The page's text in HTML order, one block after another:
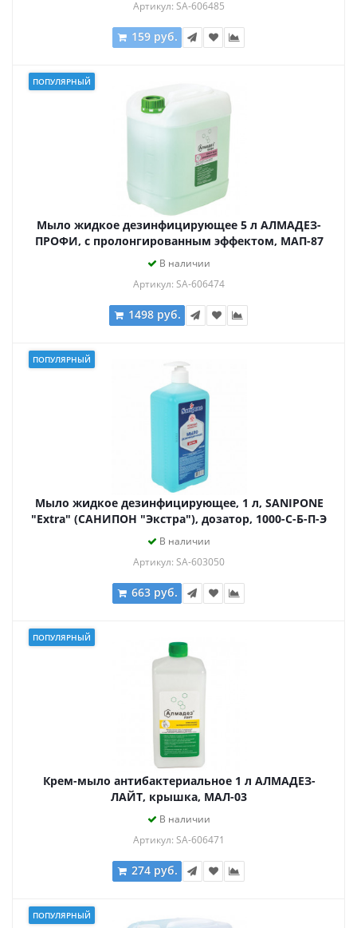
Артикул: SA-606485
159 руб.
ПОПУЛЯРНЫЙ
Мыло жидкое дезинфицирующее 5 л АЛМАДЕЗ-
ПРОФИ, с пролонгированным эффектом, МАП-87
В наличии
Артикул: SA-606474
1498 руб.
ПОПУЛЯРНЫЙ
Мыло жидкое дезинфицирующее, 1 л, SANIPONE
"Extra" (САНИПОН "Экстра"), дозатор, 1000-С-Б-П-Э
В наличии
Артикул: SA-603050
663 руб.
ПОПУЛЯРНЫЙ
Крем-мыло антибактериальное 1 л АЛМАДЕЗ-
ЛАЙТ, крышка, МАЛ-03
В наличии
Артикул: SA-606471
274 руб.
ПОПУЛЯРНЫЙ